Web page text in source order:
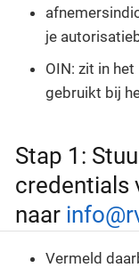
je
OIN: zit in
gebruikt bij
Stap 1:
credentials
naar
Vermeld